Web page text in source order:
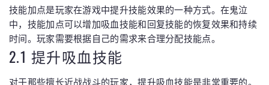
技能加点是玩家在游戏中提升技能效果的一种方式。在鬼泣
中，技能加点可以增加吸血技能和回复技能的恢复效果和持续
时间。玩家需要根据自己的需求来合理分配技能点。
2.1 提升吸血技能
对于那些擅长近战战斗的玩家，提升吸血技能是非常重要的。